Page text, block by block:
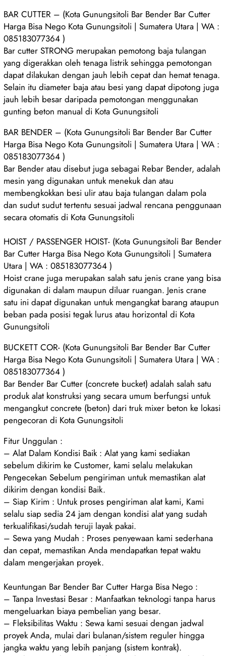
BAR CUTTER – (Kota Gunungsitoli Bar Bender Bar Cutter
Harga Bisa Nego Kota Gunungsitoli | Sumatera Utara | WA :
085183077364 )
Bar cutter STRONG merupakan pemotong baja tulangan
yang digerakkan oleh tenaga listrik sehingga pemotongan
dapat dilakukan dengan jauh lebih cepat dan hemat tenaga.
Selain itu diameter baja atau besi yang dapat dipotong juga
jauh lebih besar daripada pemotongan menggunakan
gunting beton manual di Kota Gunungsitoli
BAR BENDER – (Kota Gunungsitoli Bar Bender Bar Cutter
Harga Bisa Nego Kota Gunungsitoli | Sumatera Utara | WA :
085183077364 )
Bar Bender atau disebut juga sebagai Rebar Bender, adalah
mesin yang digunakan untuk menekuk dan atau
membengkokkan besi ulir atau baja tulangan dalam pola
dan sudut sudut tertentu sesuai jadwal rencana penggunaan
secara otomatis di Kota Gunungsitoli
HOIST / PASSENGER HOIST- (Kota Gunungsitoli Bar Bender
Bar Cutter Harga Bisa Nego Kota Gunungsitoli | Sumatera
Utara | WA : 085183077364 )
Hoist crane juga merupakan salah satu jenis crane yang bisa
digunakan di dalam maupun diluar ruangan. Jenis crane
satu ini dapat digunakan untuk mengangkat barang ataupun
beban pada posisi tegak lurus atau horizontal di Kota
Gunungsitoli
BUCKETT COR- (Kota Gunungsitoli Bar Bender Bar Cutter
Harga Bisa Nego Kota Gunungsitoli | Sumatera Utara | WA :
085183077364 )
Bar Bender Bar Cutter (concrete bucket) adalah salah satu
produk alat konstruksi yang secara umum berfungsi untuk
mengangkut concrete (beton) dari truk mixer beton ke lokasi
pengecoran di Kota Gunungsitoli
Fitur Unggulan :
– Alat Dalam Kondisi Baik : Alat yang kami sediakan
sebelum dikirim ke Customer, kami selalu melakukan
Pengecekan Sebelum pengiriman untuk memastikan alat
dikirim dengan kondisi Baik.
– Siap Kirim : Untuk proses pengiriman alat kami, Kami
selalu siap sedia 24 jam dengan kondisi alat yang sudah
terkualifikasi/sudah teruji layak pakai.
– Sewa yang Mudah : Proses penyewaan kami sederhana
dan cepat, memastikan Anda mendapatkan tepat waktu
dalam mengerjakan proyek.
Keuntungan Bar Bender Bar Cutter Harga Bisa Nego :
– Tanpa Investasi Besar : Manfaatkan teknologi tanpa harus
mengeluarkan biaya pembelian yang besar.
– Fleksibilitas Waktu : Sewa kami sesuai dengan jadwal
proyek Anda, mulai dari bulanan/sistem reguler hingga
jangka waktu yang lebih panjang (sistem kontrak).